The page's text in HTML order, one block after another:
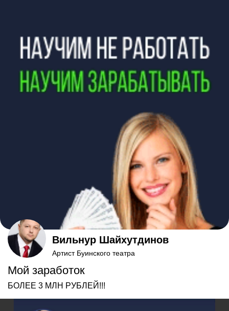
Вильнур Шайхутдинов
Артист Буинского театра
Мой заработок
БОЛЕЕ 3 МЛН РУБЛЕЙ!!!